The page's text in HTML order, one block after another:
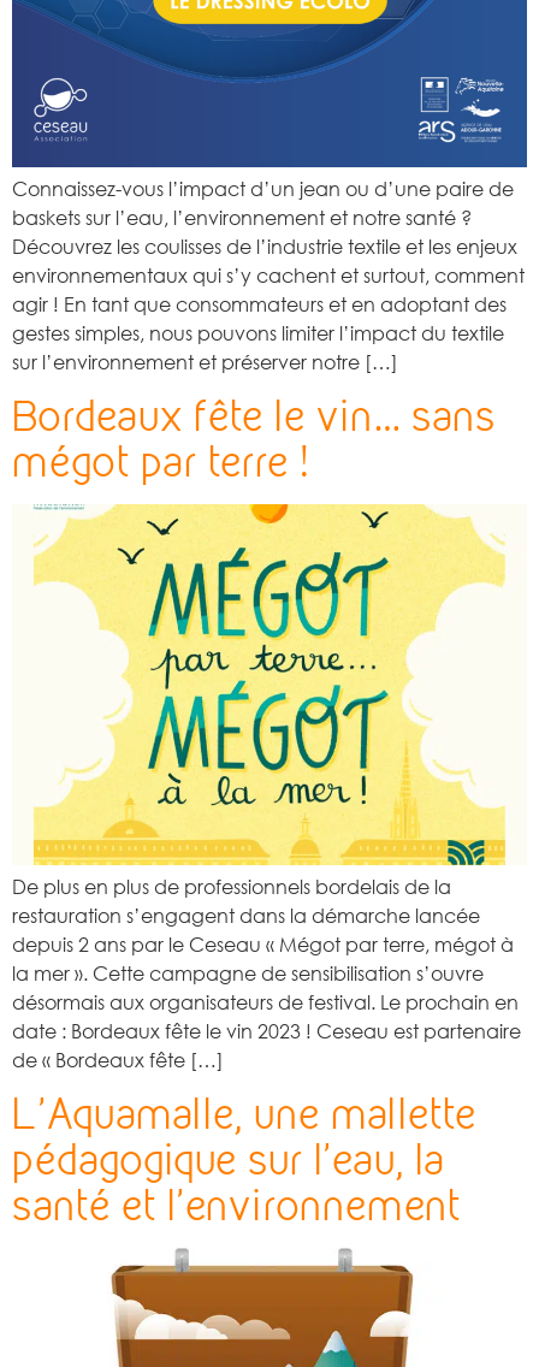
Connaissez-vous l’impact d’un jean ou d’une paire de
baskets sur l’eau, l’environnement et notre santé ?
Découvrez les coulisses de l’industrie textile et les enjeux
environnementaux qui s’y cachent et surtout, comment
agir ! En tant que consommateurs et en adoptant des
gestes simples, nous pouvons limiter l’impact du textile
sur l’environnement et préserver notre […]
Bordeaux fête le vin… sans
mégot par terre !
De plus en plus de professionnels bordelais de la
restauration s’engagent dans la démarche lancée
depuis 2 ans par le Ceseau « Mégot par terre, mégot à
la mer ». Cette campagne de sensibilisation s’ouvre
désormais aux organisateurs de festival. Le prochain en
date : Bordeaux fête le vin 2023 ! Ceseau est partenaire
de « Bordeaux fête […]
L’Aquamalle, une mallette
pédagogique sur l’eau, la
santé et l’environnement